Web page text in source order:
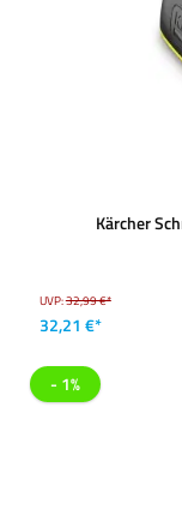
Kärcher
UVP:32,99 €*
32,21 €*
- 1%